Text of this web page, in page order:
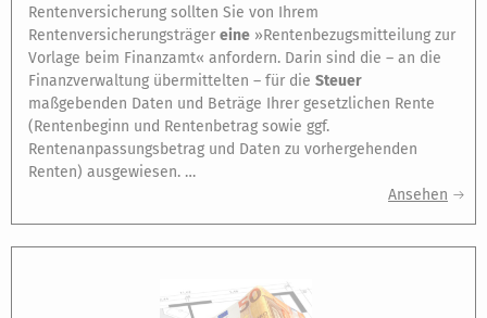
Rentenversicherung sollten Sie von Ihrem
Rentenversicherungsträger eine »Rentenbezugsmitteilung zur
Vorlage beim Finanzamt« anfordern. Darin sind die – an die
Finanzverwaltung übermittelten – für die Steuer
maßgebenden Daten und Beträge Ihrer gesetzlichen Rente
(Rentenbeginn und Rentenbetrag sowie ggf.
Rentenanpassungsbetrag und Daten zu vorhergehenden
Renten) ausgewiesen. …
Ansehen